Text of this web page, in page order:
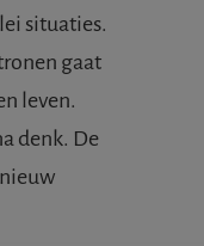
situaties.
gaat
leven.
denk. De